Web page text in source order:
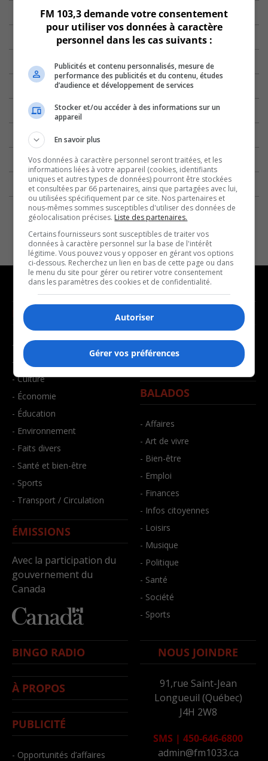
NOUVELLES
- Affaires municipales
- Communauté / Social
- Culture
- Économie
- Éducation
- Environnement
- Faits divers
- Santé et bien-être
- Sports
- Transport / Circulation
ÉMISSIONS
Avec la participation du
gouvernement du
Canada
MUSIQUE
BALADOS
- Affaires
- Art de vivre
- Bien-être
- Emploi
- Finances
- Infos citoyennes
- Loisirs
- Musique
- Politique
- Santé
- Société
- Sports
BINGO RADIO
À PROPOS
PUBLICITÉ
- Opportunités d’affaires
NOUS JOINDRE
91,rue Saint-Jean
Longueuil (Québec)
J4H 2W8
SMS | 450-646-6800
admin@fm1033.ca
FM 103,3 demande votre consentement
pour utiliser vos données à caractère
personnel dans les cas suivants :
Publicités et contenu personnalisés, mesure de
performance des publicités et du contenu, études
d’audience et développement de services
Stocker et/ou accéder à des informations sur un
appareil
En savoir plus
Vos données à caractère personnel seront traitées, et les
informations liées à votre appareil (cookies, identifiants
uniques et autres types de données) pourront être stockées
et consultées par 66 partenaires, ainsi que partagées avec lui,
ou utilisées spécifiquement par ce site. Nos partenaires et
nous-mêmes sommes susceptibles d'utiliser des données de
géolocalisation précises. Liste des partenaires.
Certains fournisseurs sont susceptibles de traiter vos
données à caractère personnel sur la base de l'intérêt
légitime. Vous pouvez vous y opposer en gérant vos options
ci-dessous. Recherchez un lien en bas de cette page ou dans
le menu du site pour gérer ou retirer votre consentement
dans les paramètres des cookies et de confidentialité.
Autoriser
Gérer vos préférences